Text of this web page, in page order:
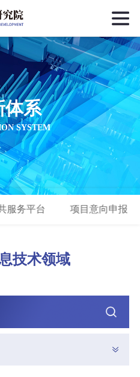
体系
SYSTEM
服务平台 项目意向申报
技术领域